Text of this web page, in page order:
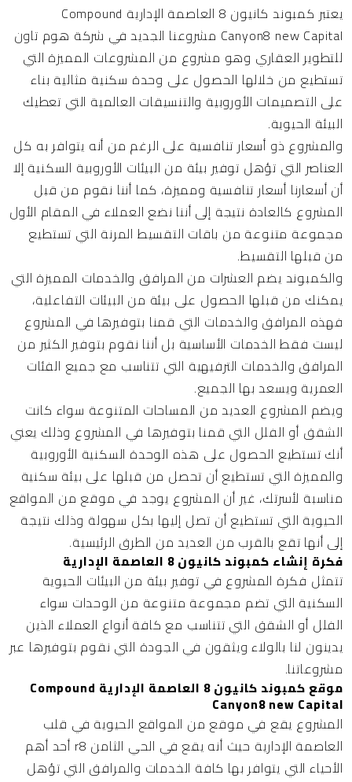
يعتبر كمبوند كانيون 8 العاصمة الإدارية Compound
Canyon8 new Capital مشروعنا الجديد في شركة هوم تاون
للتطوير العقاري وهو مشروع من المشروعات المميزة التي
تستطيع من خلالها الحصول على وحدة سكنية مثالية بناء
على التصميمات الأوروبية والتنسيقات العالمية التي تعطيك
البيئة الحيوية.
والمشروع ذو أسعار تنافسية على الرغم من أنه يتوافر به كل
العناصر التي تؤهل توفير بيئة من البيئات الأوروبية السكنية إلا
أن أسعارنا أسعار تنافسية ومميزة، كما أننا نقوم من قبل
المشروع كالعادة نتيجة إلى أننا نضع العملاء في المقام الأول
مجموعة متنوعة من باقات التقسيط المرنة التي تستطيع
من قبلها التقسيط.
والكمبوند يضم العشرات من المرافق والخدمات المميزة التي
يمكنك من قبلها الحصول على بيئة من البيئات التفاعلية،
فهذه المرافق والخدمات التي قمنا بتوفيرها في المشروع
ليست فقط الخدمات الأساسية بل أننا نقوم بتوفير الكثير من
المرافق والخدمات الترفيهية التي تتناسب مع جميع الفئات
العمرية ويسعد بها الجميع.
ويضم المشروع العديد من المساحات المتنوعة سواء كانت
الشقق أو الفلل التي قمنا بتوفيرها في المشروع وذلك يعني
أنك تستطيع الحصول على هذه الوحدة السكنية الأوروبية
والمميزة التي تستطيع أن تحصل من قبلها على بيئة سكنية
مناسبة لأسرتك، غير أن المشروع يوجد في موقع من المواقع
الحيوية التي تستطيع أن تصل إليها بكل سهولة وذلك نتيجة
إلى أنها تقع بالقرب من العديد من الطرق الرئيسية.
فكرة إنشاء كمبوند كانيون 8 العاصمة الإدارية
تتمثل فكرة المشروع في توفير بيئة من البيئات الحيوية
السكنية التي تضم مجموعة متنوعة من الوحدات سواء
الفلل أو الشقق التي تتناسب مع كافة أنواع العملاء الذين
يدينون لنا بالولاء ويثقون في الجودة التي نقوم بتوفيرها عبر
مشروعاتنا.
موقع كمبوند كانيون 8 العاصمة الإدارية Compound
Canyon8 new Capital
المشروع يقع في موقع من المواقع الحيوية في قلب
العاصمة الإدارية حيث أنه يقع في الحي الثامن r8 أحد أهم
الأحياء التي يتوافر بها كافة الخدمات والمرافق التي تؤهل